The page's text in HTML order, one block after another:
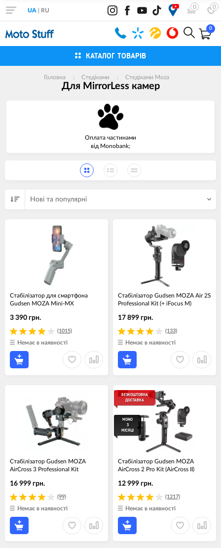
0 0
UA RU
0
КАТАЛОГ ТОВАРІВ
Головна Cтедіками Стедіками Moza
Для MirrorLess камер
Оплата частинами
від Monobank;
Нові та популярні
Стабілізатор для смартфона
Gudsen MOZA Mini-MX
(1015)
3 390 грн.
Немає в наявності
Стабілізатор Gudsen MOZA Air 2S
Professional Kit (+ iFocus M)
(133)
17 899 грн.
Немає в наявності
Стабілізатор Gudsen MOZA
AirCross 3 Professional Kit
(99)
16 999 грн.
Немає в наявності
БЕЗКОШТОВНА
ДОСТАВКА
MONO
3
МІСЯЦІ
Стабілізатор Gudsen MOZA
AirCross 2 Pro Kit (AirCross II)
(1217)
12 999 грн.
Немає в наявності